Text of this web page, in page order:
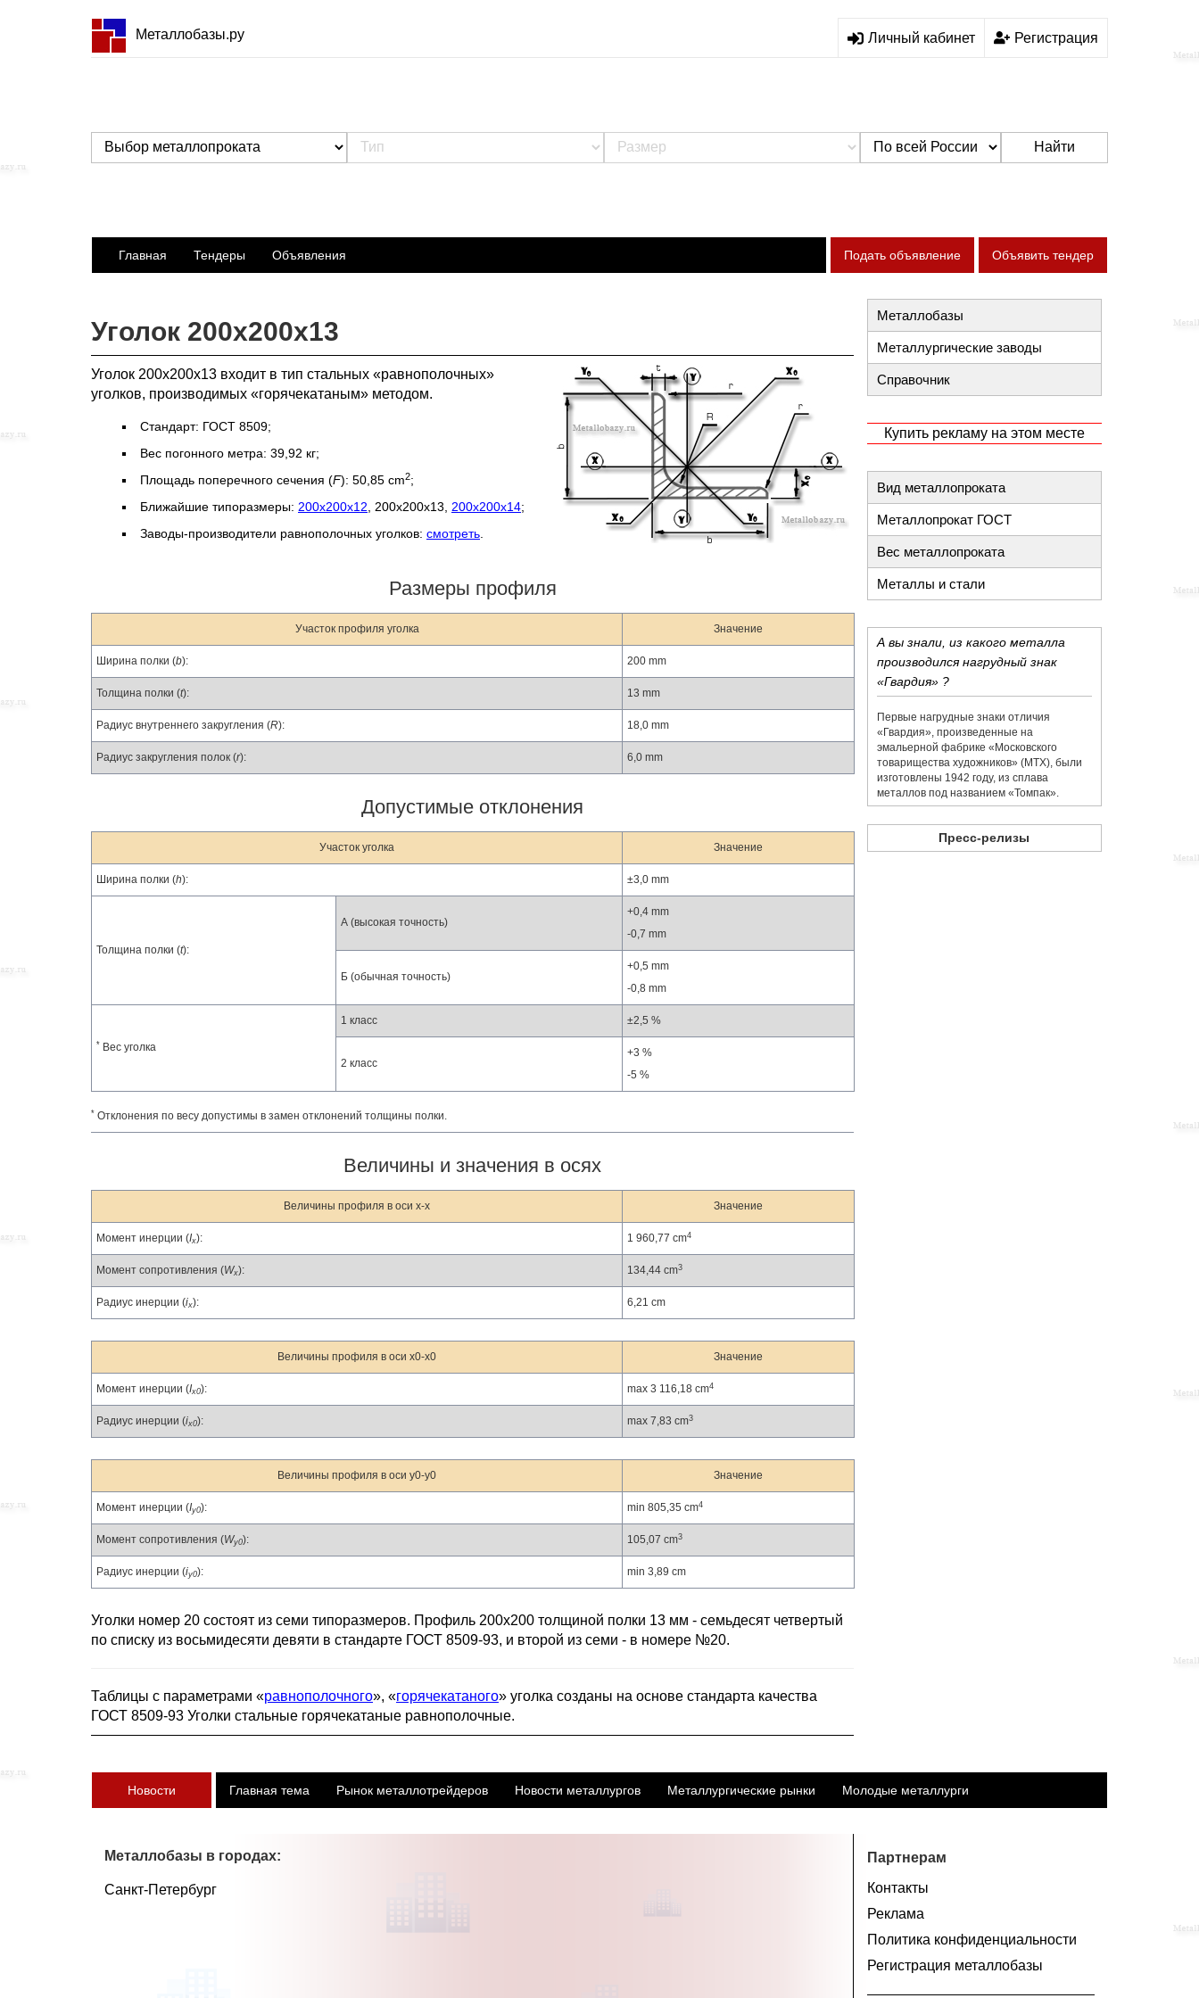
Металлобазы.ру Личный кабинет Регистрация
Найти
Главная Тендеры Объявления Подать объявление Объявить тендер
Уголок 200х200х13
Уголок 200х200х13 входит в тип стальных «равнополочных»
уголков, производимых «горячекатаным» методом.
Стандарт: ГОСТ 8509;
Вес погонного метра: 39,92 кг;
Площадь поперечного сечения (F): 50,85 cm2;
Ближайшие типоразмеры: 200х200х12 , 200х200х13, 200х200х14;
Заводы-производители равнополочных уголков: смотреть
Размеры профиля
Участок профиля уголка Значение
Ширина полки (b): 200 mm
Толщина полки (t): 13 mm
Радиус внутреннего закругления (R): 18,0 mm
Радиус закругления полок (r): 6,0 mm
Допустимые отклонения
Участок уголка Значение
Ширина полки (h): ±3,0 mm
Толщина полки (t):
А (высокая точность)
+0,4 mm
-0,7 mm
Б (обычная точность)
+0,5 mm
-0,8 mm
* Вес уголка
1 класс ±2,5 %
2 класс
+3 %
-5 %
* Отклонения по весу допустимы в замен отклонений толщины полки.
Величины и значения в осях
Величины профиля в оси x-x Значение
Момент инерции (Ix): 1 960,77 cm4
Момент сопротивления (Wx): 134,44 cm3
Радиус инерции (ix): 6,21 cm
Величины профиля в оси x0-x0 Значение
Момент инерции (Ix0): max 3 116,18 cm4
Радиус инерции (ix0): max 7,83 cm3
Величины профиля в оси y0-y0 Значение
Момент инерции (Iy0): min 805,35 cm4
Момент сопротивления (Wy0): 105,07 cm3
Радиус инерции (iy0): min 3,89 cm
Уголки номер 20 состоят из семи типоразмеров. Профиль 200х200 толщиной полки 13 мм - семьдесят четвертый
по списку из восьмидесяти девяти в стандарте ГОСТ 8509-93, и второй из семи - в номере №20.
Таблицы с параметрами «равнополочного», «горячекатаного» уголка созданы на основе стандарта качества
ГОСТ 8509-93 Уголки стальные горячекатаные равнополочные.
Металлобазы
Металлургические заводы
Справочник
Купить рекламу на этом месте
Вид металлопроката
Металлопрокат ГОСТ
Вес металлопроката
Металлы и стали
А вы знали, из какого металла
производился нагрудный знак
«Гвардия» ?
Первые нагрудные знаки отличия
«Гвардия», произведенные на
эмальерной фабрике «​Московского
товарищества художников»​ (МТХ), были
изготовлены 1942 году, из сплава
металлов под названием «​Томпак».
Пресс-релизы
Новости Главная тема Рынок металлотрейдеров Новости металлургов Металлургические рынки Молодые металлурги
Металлобазы в городах:
Санкт-Петербург
Партнерам
Контакты
Реклама
Политика конфиденциальности
Регистрация металлобазы